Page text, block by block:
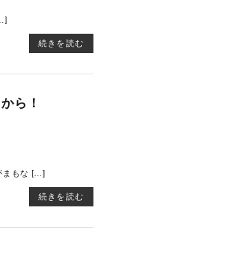
続きを読む
ら！
まもな […]
続きを読む